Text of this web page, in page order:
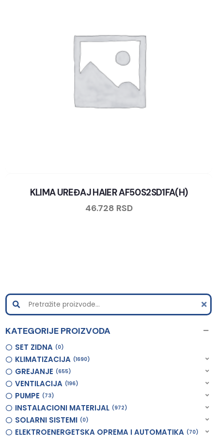
KLIMA UREĐAJ HAIER AF50S2SD1FA(H)
46.728 RSD
KATEGORIJE PROIZVODA
SET ZIDNA 0
KLIMATIZACIJA 1690
GREJANJE 655
VENTILACIJA 196
PUMPE 73
INSTALACIONI MATERIJAL 972
SOLARNI SISTEMI 0
ELEKTROENERGETSKA OPREMA I AUTOMATIKA 70